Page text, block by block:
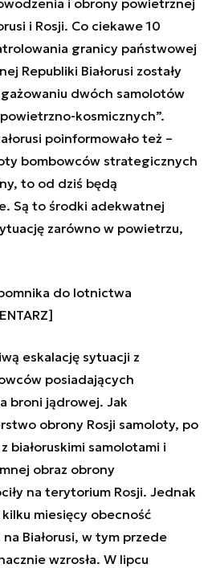
i Rosji. Co ciekawe 10
granicy państwowej
Republiki Białorusi zostały
dwóch samolotów
kosmicznych”.
poinformowało też –
bombowców strategicznych
to od dziś będą
Są to środki adekwatnej
zarówno w powietrzu,
do lotnictwa
eskalację sytuacji z
posiadających
broni jądrowej. Jak
obrony Rosji samoloty, po
białoruskimi samolotami i
obraz obrony
na terytorium Rosji. Jednak
miesięcy obecność
Białorusi, w tym przede
wzrosła. W lipcu